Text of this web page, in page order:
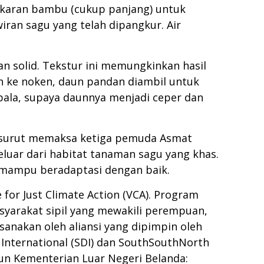
bambu (cukup panjang) untuk
sagu yang telah dipangkur. Air
solid. Tekstur ini memungkinkan hasil
ke noken, daun pandan diambil untuk
supaya daunnya menjadi ceper dan
memaksa ketiga pemuda Asmat
dari habitat tanaman sagu yang khas.
beradaptasi dengan baik.
Just Climate Action (VCA). Program
sipil yang mewakili perempuan,
oleh aliansi yang dipimpin oleh
(SDI) dan SouthSouthNorth
Kementerian Luar Negeri Belanda: